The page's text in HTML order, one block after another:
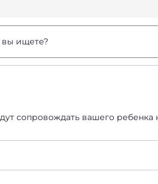
вы ищете?
сопровождать вашего ребенка